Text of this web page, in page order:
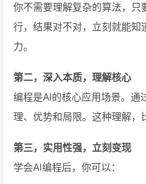
你不需要理解复杂的算法，只
行，结果对不对，立刻就能知
力。
第二，深入本质，理解核心
编程是AI的核心应用场景。通
理、优势和局限。这种理解，
第三，实用性强，立刻变现
学会AI编程后，你可以：